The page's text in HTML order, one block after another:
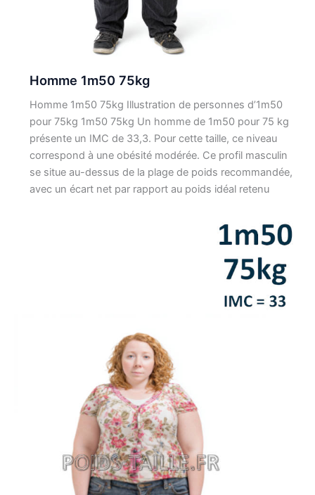
Homme 1m50 75kg
Homme 1m50 75kg Illustration de personnes d’1m50
pour 75kg 1m50 75kg Un homme de 1m50 pour 75 kg
présente un IMC de 33,3. Pour cette taille, ce niveau
correspond à une obésité modérée. Ce profil masculin
se situe au-dessus de la plage de poids recommandée,
avec un écart net par rapport au poids idéal retenu